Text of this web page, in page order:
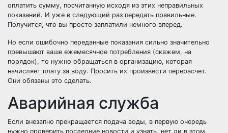
оплатить сумму, посчитанную исходя из этих неправильных
показаний. И уже в следующий раз передать правильные.
Получится, что вы просто заплатили немного вперед.
Но если ошибочно переданные показания сильно значительно
превышают ваше ежемесячное потребления (скажем, на
порядок), то нужно обращаться в организацию, которая
начисляет плату за воду. Просить их произвести перерасчет.
Они обязаны это сделать.
Аварийная служба
Если внезапно прекращается подача воды, в первую очередь
нужно проверить последние новости и узнать, нет ли в этом